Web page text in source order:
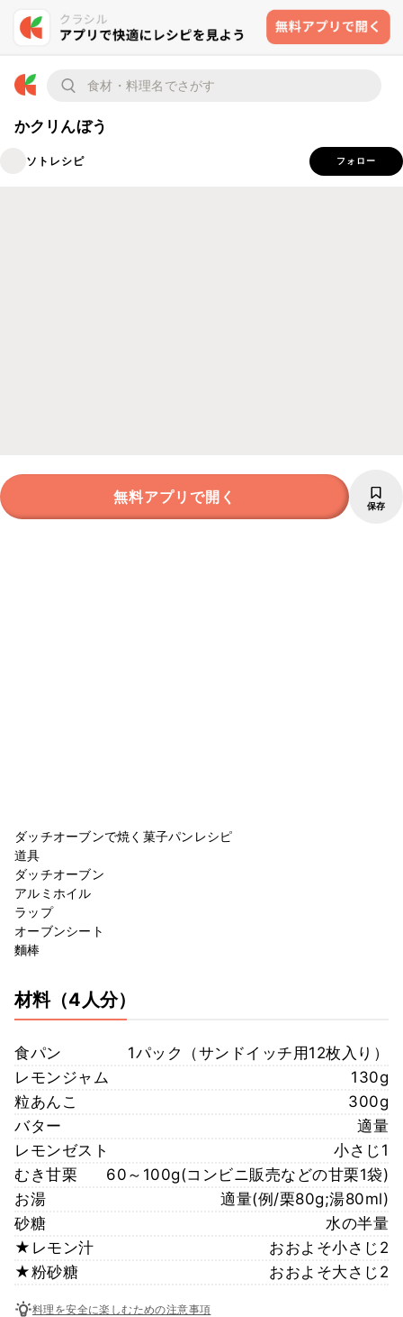
かクリんぼう
ソトレシピ フォロー
無料アプリで開く 保存
ダッチオーブンで焼く菓子パンレシピ
道具
ダッチオーブン
アルミホイル
ラップ
オーブンシート
麵棒
材料（4人分）
食パン
1パック（サンドイッチ用12枚入り）
レモンジャム
130g
粒あんこ
300g
バター
適量
レモンゼスト
小さじ1
むき甘栗
60～100g(コンビニ販売などの甘栗1袋)
お湯
適量(例/栗80g;湯80ml)
砂糖
水の半量
★レモン汁
おおよそ小さじ2
★粉砂糖
おおよそ大さじ2
料理を安全に楽しむための注意事項